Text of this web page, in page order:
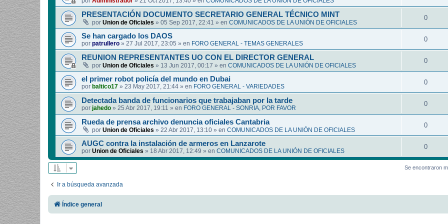
PRESENTACIÓN DOCUMENTO SECRETARIO GENERAL TÉCNICO MINT
por Union de Oficiales » 05 Sep 2017, 22:41 » en COMUNICADOS DE LA UNIÓN DE OFICIALES
0
Se han cargado los DAOS
por patrullero » 27 Jul 2017, 23:05 » en FORO GENERAL - TEMAS GENERALES
0
REUNION REPRESENTANTES UO CON EL DIRECTOR GENERAL
por Union de Oficiales » 13 Jun 2017, 00:17 » en COMUNICADOS DE LA UNIÓN DE OFICIALES
0
el primer robot policía del mundo en Dubai
por baltico17 » 23 May 2017, 21:44 » en FORO GENERAL - VARIEDADES
0
Detectada banda de funcionarios que trabajaban por la tarde
por jahedo » 25 Abr 2017, 19:11 » en FORO GENERAL - SONRIA, POR FAVOR
0
Rueda de prensa archivo denuncia oficiales Cantabria
por Union de Oficiales » 22 Abr 2017, 13:10 » en COMUNICADOS DE LA UNIÓN DE OFICIALES
0
AUGC contra la instalación de armeros en Lanzarote
por Union de Oficiales » 18 Abr 2017, 12:49 » en COMUNICADOS DE LA UNIÓN DE OFICIALES
0
Se encontraron
Ir a búsqueda avanzada
Índice general